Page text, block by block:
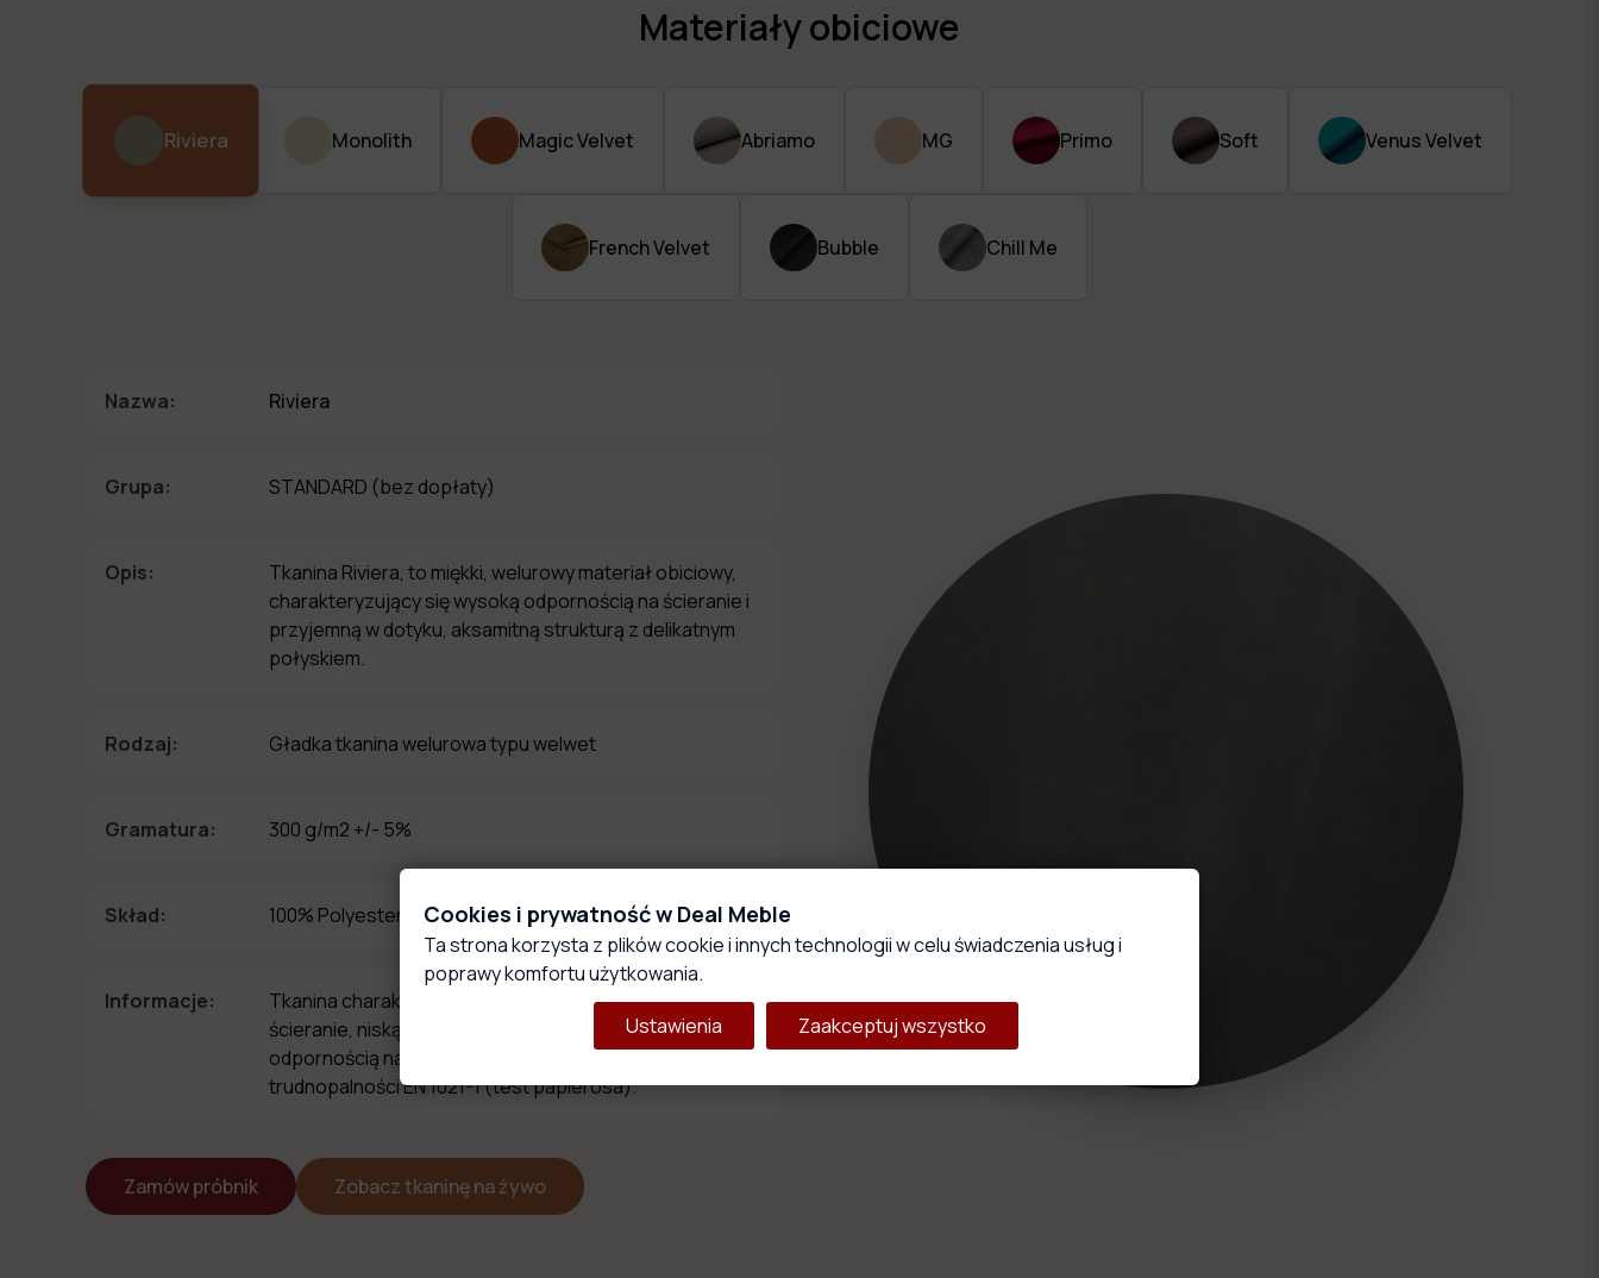
Materiały obiciowe
Riviera Monolith Magic Velvet Abriamo MG Primo Soft Venus Velvet
French Velvet Bubble Chill Me
Nazwa: Riviera
Grupa: STANDARD (bez dopłaty)
Opis:
Tkanina Riviera, to miękki, welurowy materiał obiciowy,
charakteryzujący się wysoką odpornością na ścieranie i
przyjemną w dotyku, aksamitną strukturą z delikatnym
połyskiem.
Rodzaj: Gładka tkanina welurowa typu welwet
Gramatura: 300 g/m2 +/- 5%
Skład: 100% Polyester
Informacje:
Tkanina charakteryzuje się wysoką odpornością na
ścieranie, niską podatnością na mechacenie, dobrą
odpornością na światło oraz spełnia normę
trudnopalności EN 1021-1 (test papierosa).
Zamów próbnik Zobacz tkaninę na żywo
Cookies i prywatność w Deal Meble
Ta strona korzysta z plików cookie i innych technologii w celu świadczenia usług i
poprawy komfortu użytkowania.
Ustawienia
Zaakceptuj wszystko